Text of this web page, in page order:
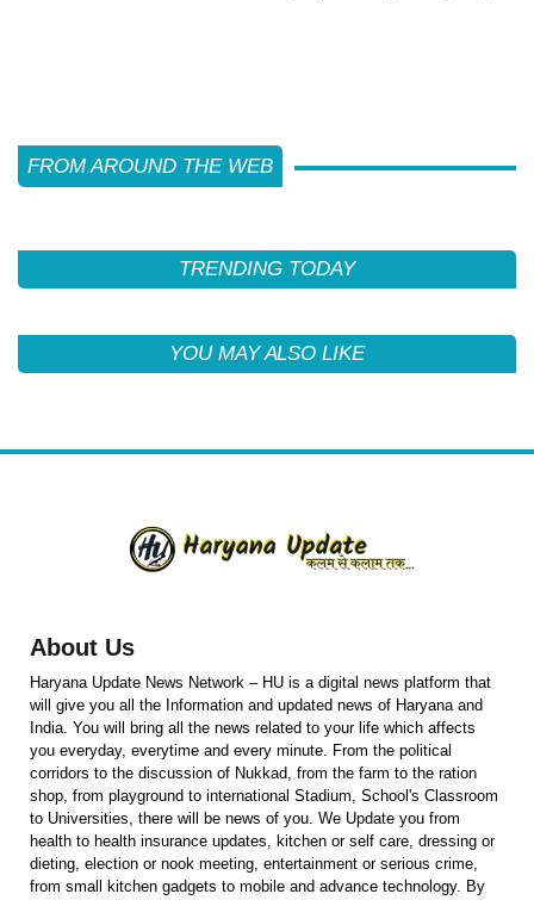
FROM AROUND THE WEB
TRENDING TODAY
YOU MAY ALSO LIKE
About Us
Haryana Update News Network – HU is a digital news platform that
will give you all the Information and updated news of Haryana and
India. You will bring all the news related to your life which affects
you everyday, everytime and every minute. From the political
corridors to the discussion of Nukkad, from the farm to the ration
shop, from playground to international Stadium, School's Classroom
to Universities, there will be news of you. We Update you from
health to health insurance updates, kitchen or self care, dressing or
dieting, election or nook meeting, entertainment or serious crime,
from small kitchen gadgets to mobile and advance technology. By